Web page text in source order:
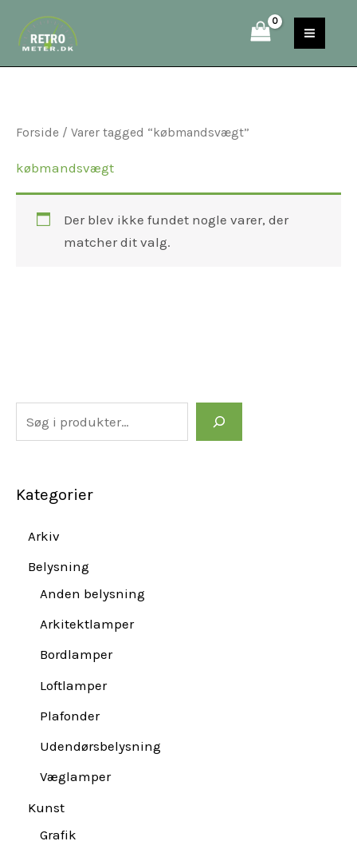
indholdet
e
a
Kategorier
Arkiv
Belysning
Anden belysning
Arkitektlamper
Bordlamper
Loftlamper
Plafonder
Udendørsbelysning
Væglamper
Kunst
Grafik
Forside / Varer tagged “købmandsvægt”
købmandsvægt
Der blev ikke fundet nogle varer, der
matcher dit valg.